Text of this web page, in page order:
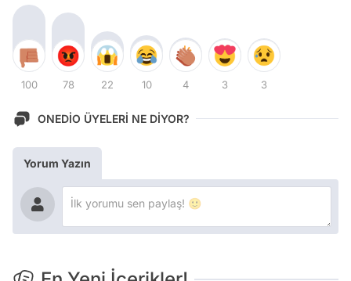
100 78 22 10 4 3 3
ONEDİO ÜYELERİ NE DİYOR?
Yorum Yazın